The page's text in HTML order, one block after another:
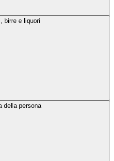
birre e liquori
della persona